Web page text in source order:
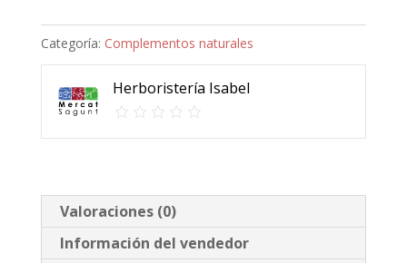
comp.
cantidad
Categoría: Complementos naturales
Herboristería Isabel
Valoraciones (0)
Información del vendedor